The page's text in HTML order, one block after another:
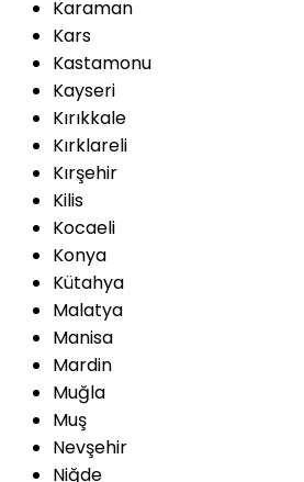
Karaman
Kars
Kastamonu
Kayseri
Kırıkkale
Kırklareli
Kırşehir
Kilis
Kocaeli
Konya
Kütahya
Malatya
Manisa
Mardin
Muğla
Muş
Nevşehir
Niğde